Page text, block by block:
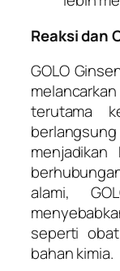
Reaksi dan
GOLO
terutama
alami,
seperti
bahan kimia.